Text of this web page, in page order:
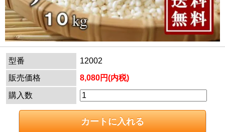
型番
12002
販売価格
8,080円(内税)
購入数